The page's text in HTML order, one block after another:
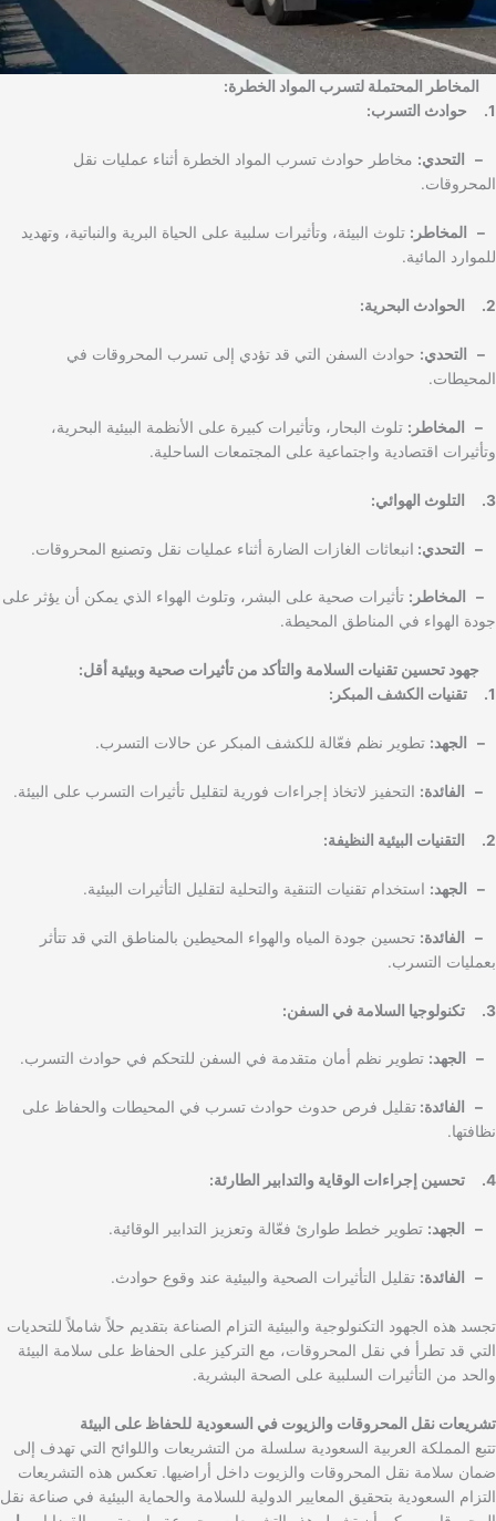
المخاطر المحتملة لتسرب المواد الخطرة:
1. حوادث التسرب:
– التحدي: مخاطر حوادث تسرب المواد الخطرة أثناء عمليات نقل
المحروقات.
– المخاطر: تلوث البيئة، وتأثيرات سلبية على الحياة البرية والنباتية، وتهديد
للموارد المائية.
2. الحوادث البحرية:
– التحدي: حوادث السفن التي قد تؤدي إلى تسرب المحروقات في
المحيطات.
– المخاطر: تلوث البحار، وتأثيرات كبيرة على الأنظمة البيئية البحرية،
وتأثيرات اقتصادية واجتماعية على المجتمعات الساحلية.
3. التلوث الهوائي:
– التحدي: انبعاثات الغازات الضارة أثناء عمليات نقل وتصنيع المحروقات.
– المخاطر: تأثيرات صحية على البشر، وتلوث الهواء الذي يمكن أن يؤثر على
جودة الهواء في المناطق المحيطة.
جهود تحسين تقنيات السلامة والتأكد من تأثيرات صحية وبيئية أقل:
1. تقنيات الكشف المبكر:
– الجهد: تطوير نظم فعّالة للكشف المبكر عن حالات التسرب.
– الفائدة: التحفيز لاتخاذ إجراءات فورية لتقليل تأثيرات التسرب على البيئة.
2. التقنيات البيئية النظيفة:
– الجهد: استخدام تقنيات التنقية والتحلية لتقليل التأثيرات البيئية.
– الفائدة: تحسين جودة المياه والهواء المحيطين بالمناطق التي قد تتأثر
بعمليات التسرب.
3. تكنولوجيا السلامة في السفن:
– الجهد: تطوير نظم أمان متقدمة في السفن للتحكم في حوادث التسرب.
– الفائدة: تقليل فرص حدوث حوادث تسرب في المحيطات والحفاظ على
نظافتها.
4. تحسين إجراءات الوقاية والتدابير الطارئة:
– الجهد: تطوير خطط طوارئ فعّالة وتعزيز التدابير الوقائية.
– الفائدة: تقليل التأثيرات الصحية والبيئية عند وقوع حوادث.
تجسد هذه الجهود التكنولوجية والبيئية التزام الصناعة بتقديم حلاً شاملاً للتحديات
التي قد تطرأ في نقل المحروقات، مع التركيز على الحفاظ على سلامة البيئة
والحد من التأثيرات السلبية على الصحة البشرية.
تشريعات نقل المحروقات والزيوت في السعودية للحفاظ على البيئة
تتبع المملكة العربية السعودية سلسلة من التشريعات واللوائح التي تهدف إلى
ضمان سلامة نقل المحروقات والزيوت داخل أراضيها. تعكس هذه التشريعات
التزام السعودية بتحقيق المعايير الدولية للسلامة والحماية البيئية في صناعة نقل